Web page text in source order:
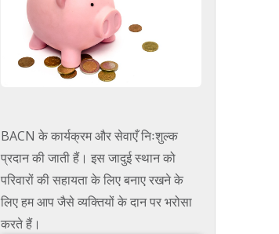
BACN के कार्यक्रम और सेवाएँ निःशुल्क
प्रदान की जाती हैं। इस जादुई स्थान को
परिवारों की सहायता के लिए बनाए रखने के
लिए हम आप जैसे व्यक्तियों के दान पर भरोसा
करते हैं।